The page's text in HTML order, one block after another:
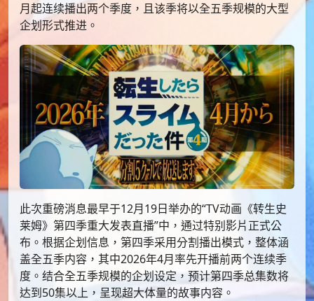
月起连续播出两个季度，且该季将以全五季规模的大型
企划形式推进。
此次重磅消息最早于12月19日举办的“TV动画《转生史
莱姆》第四季重大发表直播”中，通过特别影片正式公
布。根据企划信息，第四季采用分割播出模式，整体涵
盖全五季内容，其中2026年4月率先开播前两个连续季
度。结合全五季规模的企划设定，预计第四季总集数将
达到50集以上，呈现超大体量的故事内容。